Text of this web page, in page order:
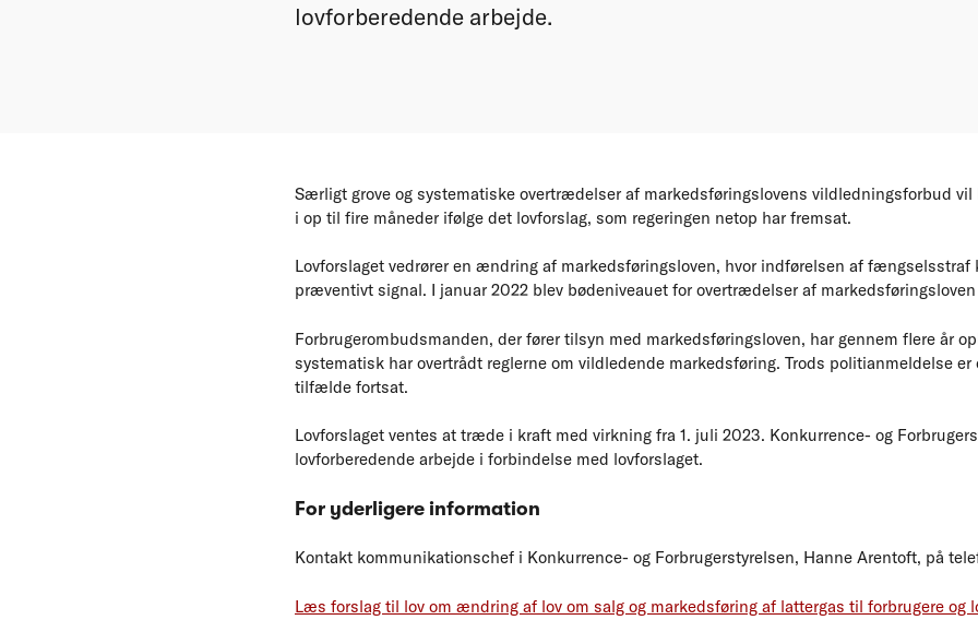
lovforberedende arbejde.
Særligt grove og systematiske overtrædelser af markedsføringslovens vildledningsforbud
i op til fire måneder ifølge det lovforslag, som regeringen netop har fremsat.
Lovforslaget vedrører en ændring af markedsføringsloven, hvor indførelsen af
præventivt signal. I januar 2022 blev bødeniveauet for overtrædelser af
Forbrugerombudsmanden, der fører tilsyn med markedsføringsloven, har gennem flere år
systematisk har overtrådt reglerne om vildledende markedsføring. Trods politianmeldelse
tilfælde fortsat.
Lovforslaget ventes at træde i kraft med virkning fra 1. juli 2023. Konkurrence- og
lovforberedende arbejde i forbindelse med lovforslaget.
For yderligere information
Kontakt kommunikationschef i Konkurrence- og Forbrugerstyrelsen, Hanne Arentoft, på
Læs forslag til lov om ændring af lov om salg og markedsføring af lattergas til forbrugere og